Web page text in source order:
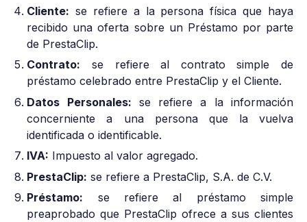
Cliente: se refiere a la persona física que haya
recibido una oferta sobre un Préstamo por parte
de PrestaClip.
Contrato: se refiere al contrato simple de
préstamo celebrado entre PrestaClip y el Cliente.
Datos Personales: se refiere a la información
concerniente a una persona que la vuelva
identificada o identificable.
IVA: Impuesto al valor agregado.
PrestaClip: se refiere a PrestaClip, S.A. de C.V.
Préstamo: se refiere al préstamo simple
preaprobado que PrestaClip ofrece a sus clientes